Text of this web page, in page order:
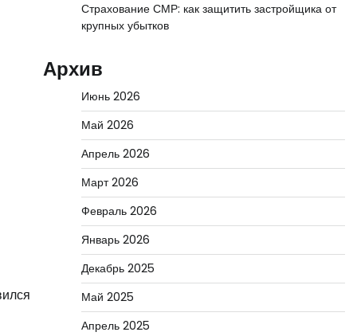
Страхование СМР: как защитить застройщика от
крупных убытков
Архив
Июнь 2026
Май 2026
Апрель 2026
Март 2026
Февраль 2026
Январь 2026
Декабрь 2025
Май 2025
Апрель 2025